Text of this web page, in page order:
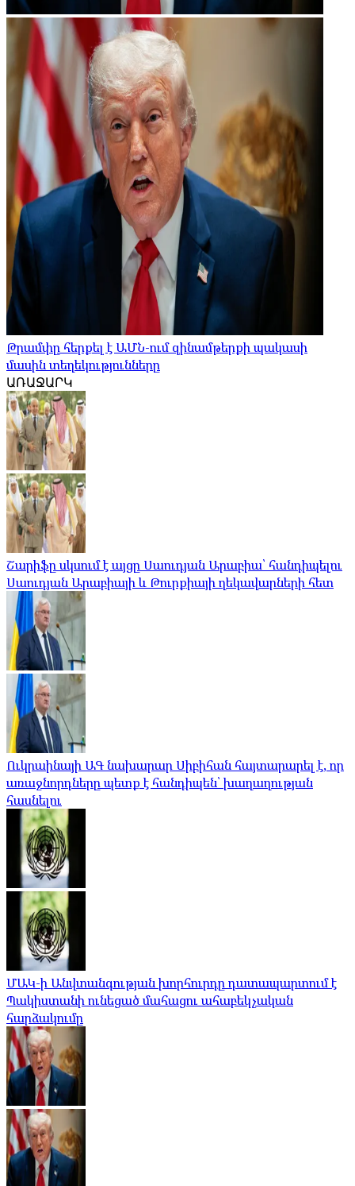
Թրամփը հերքել է ԱՄՆ-ում զինամթերքի պակասի
մասին տեղեկությունները
ԱՌԱՋԱՐԿ
Շարիֆը սկսում է այցը Սաուդյան Արաբիա՝ հանդիպելու
Սաուդյան Արաբիայի և Թուրքիայի ղեկավարների հետ
Ուկրաինայի ԱԳ նախարար Սիբիհան հայտարարել է, որ
առաջնորդները պետք է հանդիպեն՝ խաղաղության
հասնելու
ՄԱԿ-ի Անվտանգության խորհուրդը դատապարտում է
Պակիստանի ունեցած մահացու ահաբեկչական
հարձակումը